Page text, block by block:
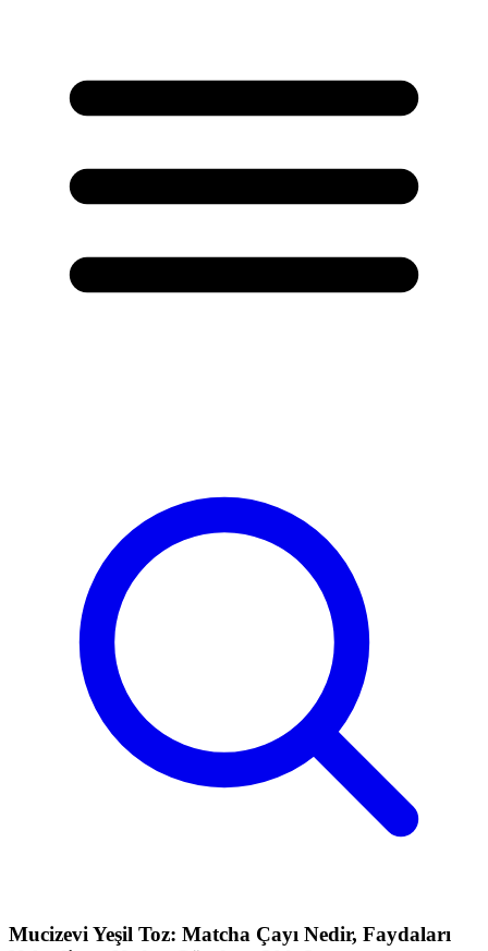
Mucizevi Yeşil Toz: Matcha Çayı Nedir, Faydaları